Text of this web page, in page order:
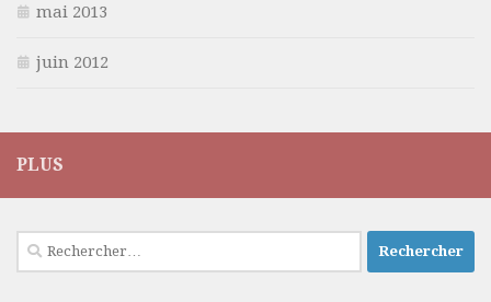
mai 2013
juin 2012
PLUS
Rechercher :